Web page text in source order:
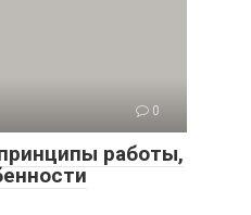
0
работы,